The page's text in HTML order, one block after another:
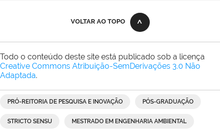
VOLTAR AO TOPO
Todo o conteúdo deste site está publicado sob a licença
Creative Commons Atribuição-SemDerivações 3.0 Não
Adaptada.
PRÓ-REITORIA DE PESQUISA E INOVAÇÃO PÓS-GRADUAÇÃO
STRICTO SENSU MESTRADO EM ENGENHARIA AMBIENTAL